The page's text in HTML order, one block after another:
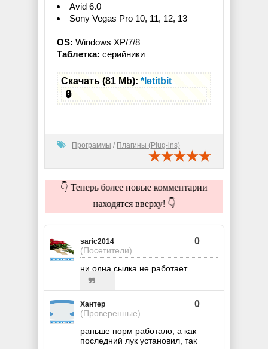
Avid 6.0
Sony Vegas Pro 10, 11, 12, 13
OS: Windows XP/7/8
Таблетка: серийники
Скачать (81 Mb):*letitbit
🔒
Программы / Плагины (Plug-ins)
👇 Теперь более новые комментарии
находятся вверху! 👇
saric2014
(Посетители)
0
ни одна сылка не работает.
Хантер
(Проверенные)
0
раньше норм работало, а как
последний лук установил, так